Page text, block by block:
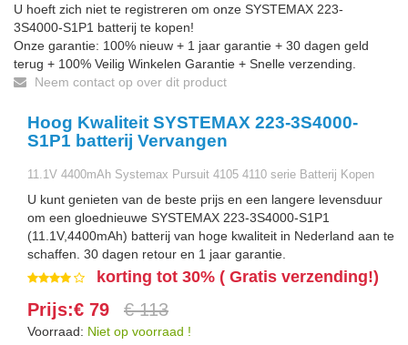
U hoeft zich niet te registreren om onze SYSTEMAX 223-
3S4000-S1P1 batterij te kopen!
Onze garantie: 100% nieuw + 1 jaar garantie + 30 dagen geld
terug + 100% Veilig Winkelen Garantie + Snelle verzending.
Neem contact op over dit product
Hoog Kwaliteit SYSTEMAX 223-3S4000-
S1P1 batterij Vervangen
11.1V 4400mAh Systemax Pursuit 4105 4110 serie Batterij Kopen
U kunt genieten van de beste prijs en een langere levensduur
om een gloednieuwe SYSTEMAX 223-3S4000-S1P1
(11.1V,4400mAh) batterij van hoge kwaliteit in Nederland aan te
schaffen. 30 dagen retour en 1 jaar garantie.
korting tot 30% ( Gratis verzending!)
Prijs:€ 79 € 113
Voorraad: Niet op voorraad !